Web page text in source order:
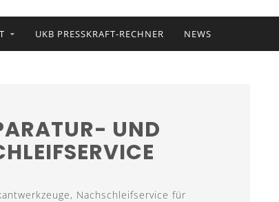
UKB PRESSKRAFT-RECHNER NEWS
UND
Nachschleifservice für